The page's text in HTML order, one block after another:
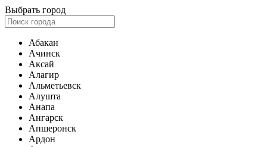
Выбрать город
Абакан
Ачинск
Аксай
Алагир
Альметьевск
Алушта
Анапа
Ангарск
Апшеронск
Ардон